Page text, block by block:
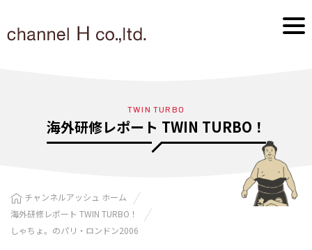
TWIN TURBO
海外研修レポート TWIN TURBO！
チャンネルアッシュ ホーム
海外研修レポート TWIN TURBO！
しゃちょ。のパリ・ロンドン2006